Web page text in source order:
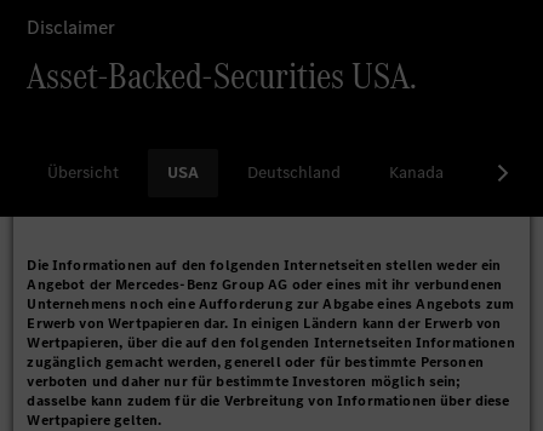
Disclaimer
Asset-Backed-Securities USA.
Übersicht USA Deutschland Kanada China
Die Informationen auf den folgenden Internetseiten stellen weder ein
Angebot der Mercedes-Benz Group AG oder eines mit ihr verbundenen
Unternehmens noch eine Aufforderung zur Abgabe eines Angebots zum
Erwerb von Wertpapieren dar. In einigen Ländern kann der Erwerb von
Wertpapieren, über die auf den folgenden Internetseiten Informationen
zugänglich gemacht werden, generell oder für bestimmte Personen
verboten und daher nur für bestimmte Investoren möglich sein;
dasselbe kann zudem für die Verbreitung von Informationen über diese
Wertpapiere gelten.